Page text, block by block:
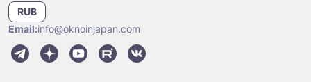
RUB
Email:info@oknoinjapan.com